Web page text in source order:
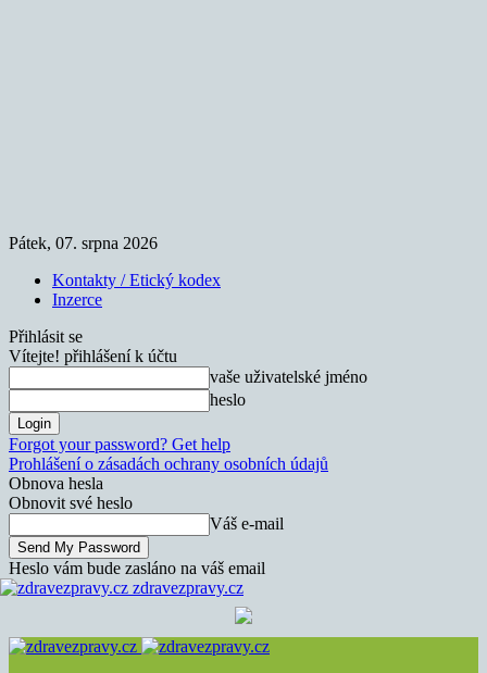
Pátek, 07. srpna 2026
Kontakty / Etický kodex
Inzerce
Přihlásit se
Vítejte! přihlášení k účtu
vaše uživatelské jméno
heslo
Forgot your password? Get help
Prohlášení o zásadách ochrany osobních údajů
Obnova hesla
Obnovit své heslo
Váš e-mail
Heslo vám bude zasláno na váš email
zdravezpravy.cz